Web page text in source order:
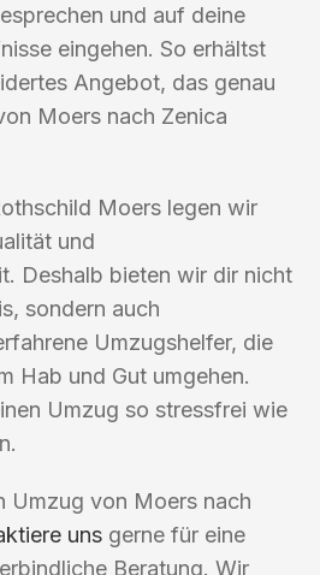
und auf deine
eingehen. So erhältst
Angebot, das genau
Moers nach Zenica
Moers legen wir
und
Deshalb bieten wir dir nicht
sondern auch
Umzugshelfer, die
Hab und Gut umgehen.
Umzug so stressfrei wie
Umzug von Moers nach
uns gerne für eine
Beratung. Wir